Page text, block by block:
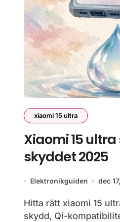
xiaomi 15 ultra
Xiaomi 15
skyddet 2025
Elektronikguiden dec
Hitta rätt xiaomi 15 ultra skal med kamera-
skydd, Qi-